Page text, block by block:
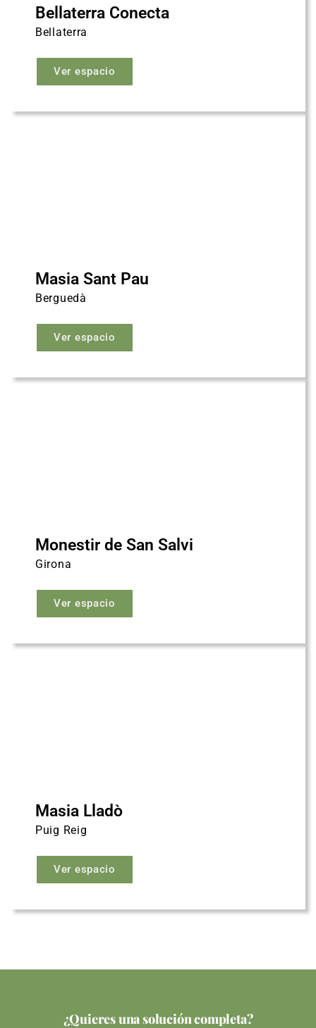
Bellaterra Conecta
Bellaterra
Ver espacio
Masia Sant Pau
Berguedà
Ver espacio
Monestir de San Salvi
Girona
Ver espacio
Masia Lladò
Puig Reig
Ver espacio
¿Quieres una solución completa?